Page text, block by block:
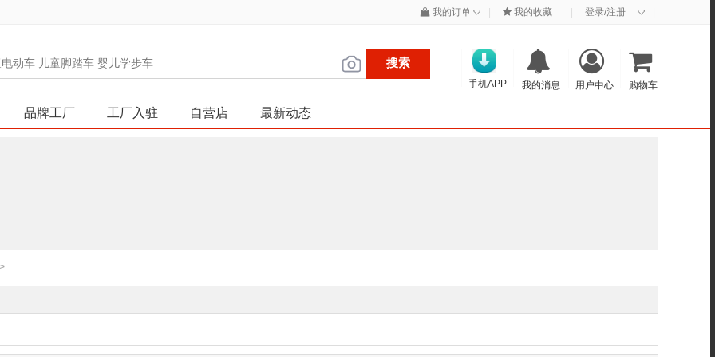
我的订单 ◇ 我的收藏 登录/注册 ◇
搜索
购物车
用户中心
我的消息
手机APP
品牌工厂 工厂入驻 自营店 最新动态
>